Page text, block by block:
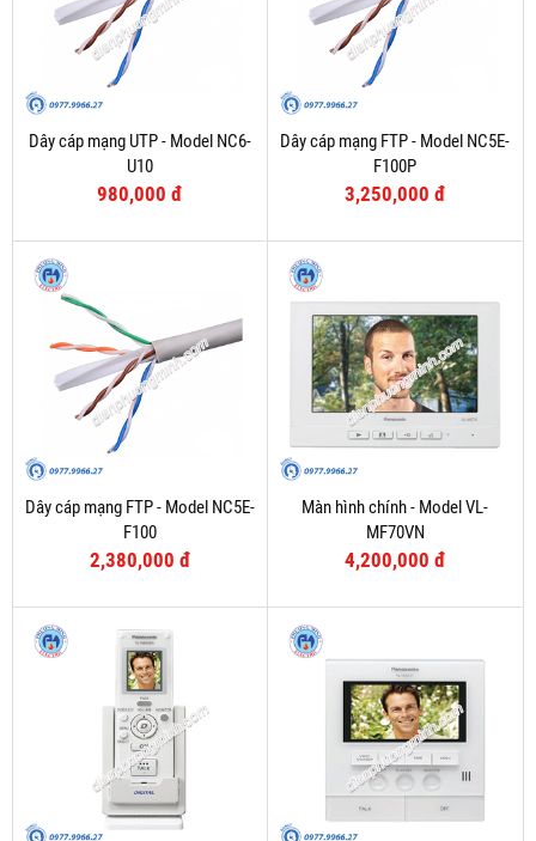
Dây cáp mạng UTP - Model NC6-
U10
980,000 đ
Dây cáp mạng FTP - Model NC5E-
F100P
3,250,000 đ
Dây cáp mạng FTP - Model NC5E-
F100
2,380,000 đ
Màn hình chính - Model VL-
MF70VN
4,200,000 đ